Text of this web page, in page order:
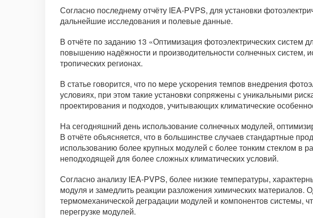
Согласно последнему отчёту IEA-PVPS, для установки
дальнейшие исследования и полевые данные.
В отчёте по заданию 13 «Оптимизация фотоэлектрических систем
повышению надёжности и производительности солнечных систем,
тропических регионах.
В статье говорится, что по мере ускорения темпов внедрения
условиях, при этом такие установки сопряжены с уникальными
проектирования и подходов, учитывающих климатические
На сегодняшний день использование солнечных модулей,
В отчёте объясняется, что в большинстве случаев стандартные
использованию более крупных модулей с более тонким стеклом в
неподходящей для более сложных климатических условий.
Согласно анализу IEA-PVPS, более низкие температуры,
модуля и замедлить реакции разложения химических материалов.
термомеханической деградации модулей и компонентов системы,
перегрузке модулей.